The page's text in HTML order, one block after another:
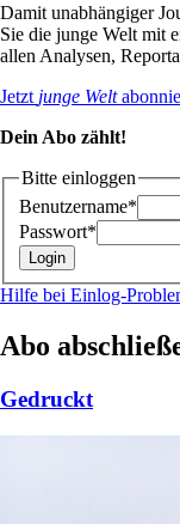
Damit unabhängiger
Sie die junge Welt mit
allen Analysen,
Jetzt junge Welt
Dein Abo zählt!
Bitte einloggen
Benutzername*
Passwort*
Hilfe bei Einlog-
Abo
Gedruckt